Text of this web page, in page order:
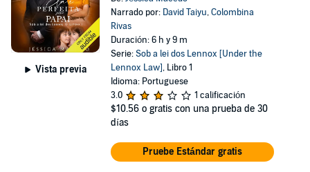
Vista previa
Narrado por: David Taiyu,Colombina
Rivas
Duración: 6 h y 9 m
Serie:Sob a lei dos Lennox [Under the
Lennox Law], Libro 1
Idioma: Portuguese
3.0
1 calificación
$10.56 o gratis con una prueba de 30
días
Pruebe Estándar gratis